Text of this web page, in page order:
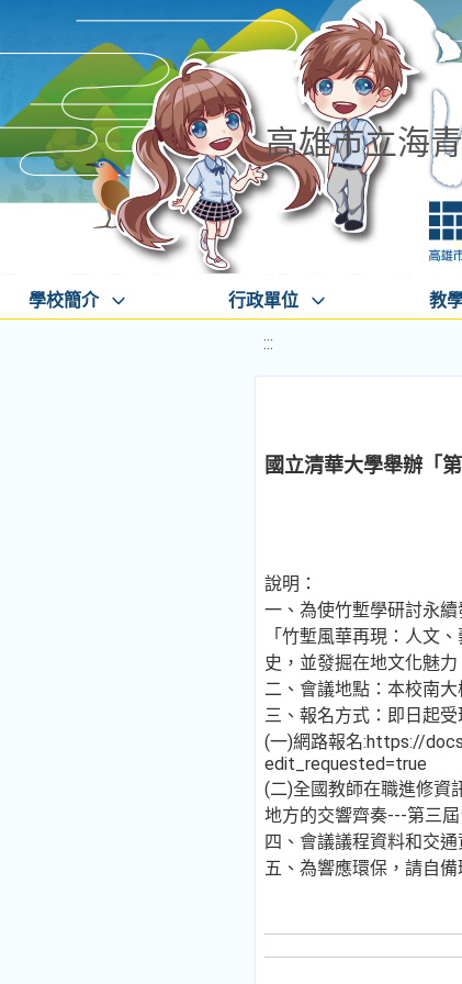
高雄市立海
學校簡介 行政單位 教
:::
國立清華大學舉辦「
說明：
一、為使竹塹學研討永
「竹塹風華再現：人文
史，並發掘在地文化魅力
二、會議地點：本校南
三、報名方式：即日起
(一)網路報名:https://
edit_requested=true
(二)全國教師在職進修資
地方的交響齊奏---第三
四、會議議程資料和交
五、為響應環保，請自